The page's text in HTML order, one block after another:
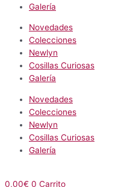
Galería
Novedades
Colecciones
Newlyn
Cosillas Curiosas
Galería
Novedades
Colecciones
Newlyn
Cosillas Curiosas
Galería
0,00€ 0 Carrito